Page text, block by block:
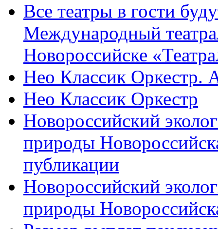
Все театры в гости
Международный
Новороссийске
Нео Классик Оркестр.
Нео Классик Оркестр
Новороссийский
природы
публикации
Новороссийский
природы